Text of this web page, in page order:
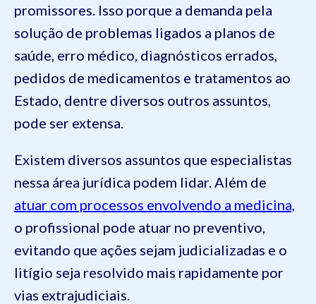
promissores. Isso porque a demanda pela
solução de problemas ligados a planos de
saúde, erro médico, diagnósticos errados,
pedidos de medicamentos e tratamentos ao
Estado, dentre diversos outros assuntos,
pode ser extensa.
Existem diversos assuntos que especialistas
nessa área jurídica podem lidar. Além de
atuar com processos envolvendo a medicina,
o profissional pode atuar no preventivo,
evitando que ações sejam judicializadas e o
litígio seja resolvido mais rapidamente por
vias extrajudiciais.